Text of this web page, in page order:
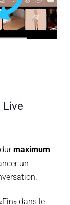
Live
maximum
un
dans le